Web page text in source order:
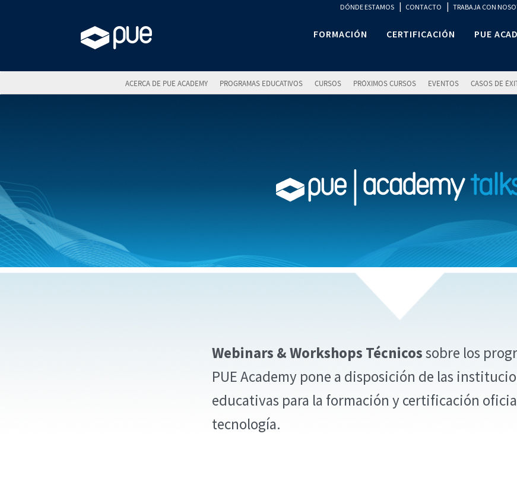
DÓNDE ESTAMOS | CONTACTO | TRABAJA CON
FORMACIÓN CERTIFICACIÓN PUE
ACERCA DE PUE ACADEMY PROGRAMAS EDUCATIVOS CURSOS PRÓXIMOS CURSOS EVENTOS CASOS DE
Webinars & Workshops Técnicossobre los
PUE Academy pone a disposición de las
educativas para la formación y certificación
tecnología.